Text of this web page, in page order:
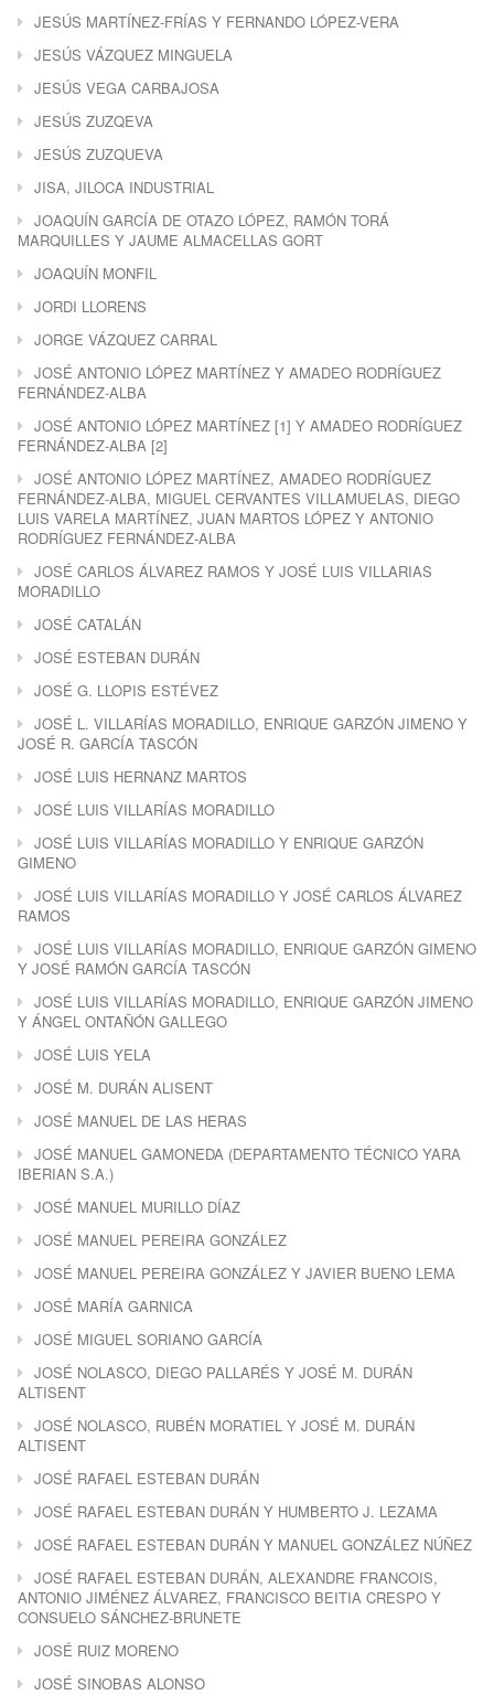
JESÚS MARTÍNEZ-FRÍAS Y FERNANDO LÓPEZ-VERA
JESÚS VÁZQUEZ MINGUELA
JESÚS VEGA CARBAJOSA
JESÚS ZUZQEVA
JESÚS ZUZQUEVA
JISA, JILOCA INDUSTRIAL
JOAQUÍN GARCÍA DE OTAZO LÓPEZ, RAMÓN TORÁ
MARQUILLES Y JAUME ALMACELLAS GORT
JOAQUÍN MONFIL
JORDI LLORENS
JORGE VÁZQUEZ CARRAL
JOSÉ ANTONIO LÓPEZ MARTÍNEZ Y AMADEO RODRÍGUEZ
FERNÁNDEZ-ALBA
JOSÉ ANTONIO LÓPEZ MARTÍNEZ [1] Y AMADEO RODRÍGUEZ
FERNÁNDEZ-ALBA [2]
JOSÉ ANTONIO LÓPEZ MARTÍNEZ, AMADEO RODRÍGUEZ
FERNÁNDEZ-ALBA, MIGUEL CERVANTES VILLAMUELAS, DIEGO
LUIS VARELA MARTÍNEZ, JUAN MARTOS LÓPEZ Y ANTONIO
RODRÍGUEZ FERNÁNDEZ-ALBA
JOSÉ CARLOS ÁLVAREZ RAMOS Y JOSÉ LUIS VILLARIAS
MORADILLO
JOSÉ CATALÁN
JOSÉ ESTEBAN DURÁN
JOSÉ G. LLOPIS ESTÉVEZ
JOSÉ L. VILLARÍAS MORADILLO, ENRIQUE GARZÓN JIMENO Y
JOSÉ R. GARCÍA TASCÓN
JOSÉ LUIS HERNANZ MARTOS
JOSÉ LUIS VILLARÍAS MORADILLO
JOSÉ LUIS VILLARÍAS MORADILLO Y ENRIQUE GARZÓN
GIMENO
JOSÉ LUIS VILLARÍAS MORADILLO Y JOSÉ CARLOS ÁLVAREZ
RAMOS
JOSÉ LUIS VILLARÍAS MORADILLO, ENRIQUE GARZÓN GIMENO
Y JOSÉ RAMÓN GARCÍA TASCÓN
JOSÉ LUIS VILLARÍAS MORADILLO, ENRIQUE GARZÓN JIMENO
Y ÁNGEL ONTAÑÓN GALLEGO
JOSÉ LUIS YELA
JOSÉ M. DURÁN ALISENT
JOSÉ MANUEL DE LAS HERAS
JOSÉ MANUEL GAMONEDA (DEPARTAMENTO TÉCNICO YARA
IBERIAN S.A.)
JOSÉ MANUEL MURILLO DÍAZ
JOSÉ MANUEL PEREIRA GONZÁLEZ
JOSÉ MANUEL PEREIRA GONZÁLEZ Y JAVIER BUENO LEMA
JOSÉ MARÍA GARNICA
JOSÉ MIGUEL SORIANO GARCÍA
JOSÉ NOLASCO, DIEGO PALLARÉS Y JOSÉ M. DURÁN
ALTISENT
JOSÉ NOLASCO, RUBÉN MORATIEL Y JOSÉ M. DURÁN
ALTISENT
JOSÉ RAFAEL ESTEBAN DURÁN
JOSÉ RAFAEL ESTEBAN DURÁN Y HUMBERTO J. LEZAMA
JOSÉ RAFAEL ESTEBAN DURÁN Y MANUEL GONZÁLEZ NÚÑEZ
JOSÉ RAFAEL ESTEBAN DURÁN, ALEXANDRE FRANCOIS,
ANTONIO JIMÉNEZ ÁLVAREZ, FRANCISCO BEITIA CRESPO Y
CONSUELO SÁNCHEZ-BRUNETE
JOSÉ RUIZ MORENO
JOSÉ SINOBAS ALONSO